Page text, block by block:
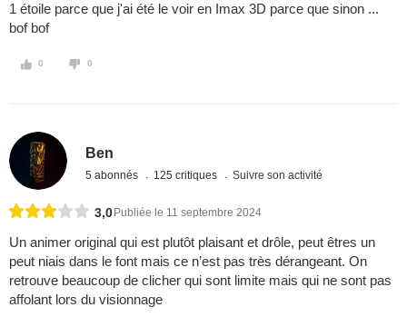
1 étoile parce que j'ai été le voir en Imax 3D parce que sinon ...
bof bof
0 0
Ben
5 abonnés 125 critiques Suivre son activité
3,0 Publiée le 11 septembre 2024
Un animer original qui est plutôt plaisant et drôle, peut êtres un
peut niais dans le font mais ce n’est pas très dérangeant. On
retrouve beaucoup de clicher qui sont limite mais qui ne sont pas
affolant lors du visionnage